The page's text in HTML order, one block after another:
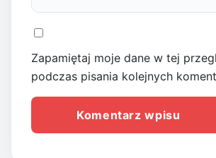
Zapamiętaj moje dane w tej
podczas pisania kolejnych